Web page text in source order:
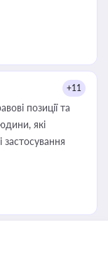
+11
позиції та
які